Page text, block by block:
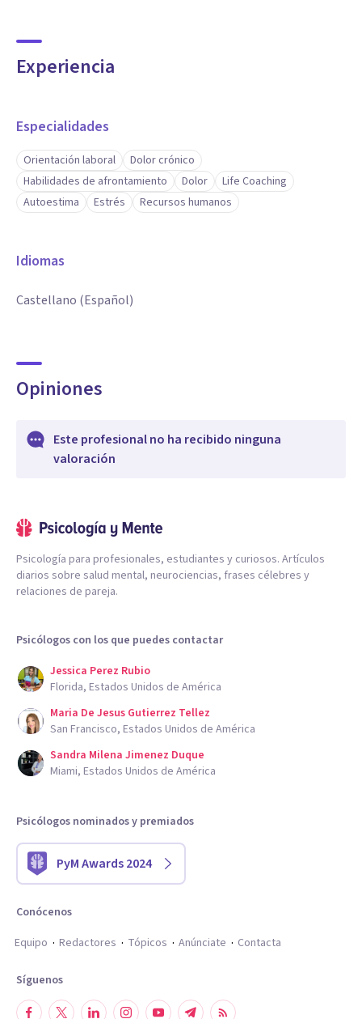
Experiencia
Especialidades
Orientación laboral
Dolor crónico
Habilidades de afrontamiento
Dolor
Life Coaching
Autoestima
Estrés Recursos humanos
Idiomas
Castellano (Español)
Opiniones
Este profesional no ha recibido ninguna
valoración
Psicología para profesionales, estudiantes y curiosos. Artículos
diarios sobre salud mental, neurociencias, frases célebres y
relaciones de pareja.
Psicólogos con los que puedes contactar
Jessica Perez Rubio
Florida, Estados Unidos de América
Maria De Jesus Gutierrez Tellez
San Francisco, Estados Unidos de América
Sandra Milena Jimenez Duque
Miami, Estados Unidos de América
Psicólogos nominados y premiados
PyM Awards 2024
Conócenos
Equipo
Redactores Tópicos Anúnciate Contacta
Síguenos